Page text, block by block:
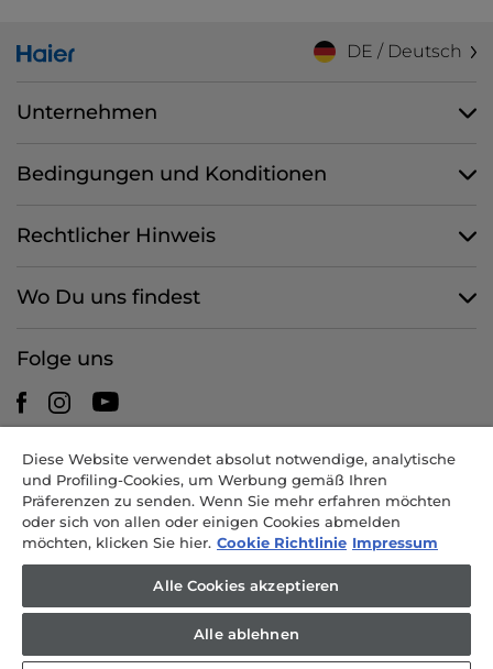
DE / Deutsch
Unternehmen
Bedingungen und Konditionen
Rechtlicher Hinweis
Wo Du uns findest
Folge uns
CANDY HOOVER GROUP S.r.I. - mit Alleingesellschafter -
RECHTSSITZ: Via Comolli 57 - 20861 Brugherio (MB) - Italien -
VERWALTUNGSSITZE: Via Privata Eden Fumagalli snc - 20861
Brugherio (MB) und Via Trento 20/A-22 - 20871 Vimercate (MB) -
35.000.000,00 EUR voll eingezahlt - Steuernr. und Nr. der Eintragung
im Handelsregister Mailand-Monza-Brianza-Lodi 04666310158 - USt-
IdNr. 00786860965 - REA-Nr.: MB-1033934 - Genehmigung IT AEOF
211870 - Gesellschaft, die der einheitlichen Leitung durch Candy S.p.A.
Diese Website verwendet absolut notwendige, analytische
und Profiling-Cookies, um Werbung gemäß Ihren
Präferenzen zu senden. Wenn Sie mehr erfahren möchten
oder sich von allen oder einigen Cookies abmelden
möchten, klicken Sie hier. Cookie Richtlinie Impressum
Alle Cookies akzeptieren
Alle ablehnen